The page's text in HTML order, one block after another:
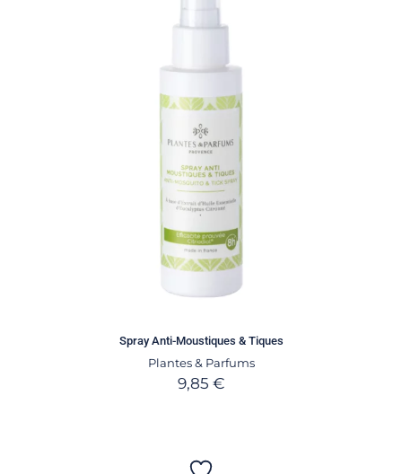
Spray Anti-Moustiques & Tiques
Plantes & Parfums
9,85 €